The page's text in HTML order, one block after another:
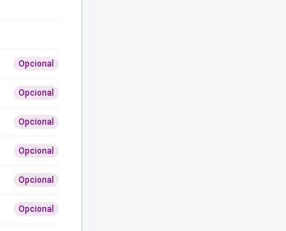
Opcional
Opcional
Opcional
Opcional
Opcional
Opcional